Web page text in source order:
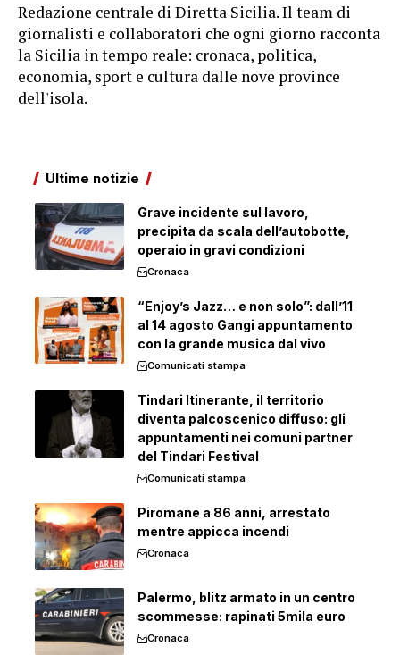
Redazione centrale di Diretta Sicilia. Il team di
giornalisti e collaboratori che ogni giorno racconta
la Sicilia in tempo reale: cronaca, politica,
economia, sport e cultura dalle nove province
dell'isola.
Ultime notizie
Grave incidente sul lavoro,
precipita da scala dell’autobotte,
operaio in gravi condizioni
Cronaca
“Enjoy’s Jazz… e non solo”: dall’11
al 14 agosto Gangi appuntamento
con la grande musica dal vivo
Comunicati stampa
Tindari Itinerante, il territorio
diventa palcoscenico diffuso: gli
appuntamenti nei comuni partner
del Tindari Festival
Comunicati stampa
Piromane a 86 anni, arrestato
mentre appicca incendi
Cronaca
Palermo, blitz armato in un centro
scommesse: rapinati 5mila euro
Cronaca